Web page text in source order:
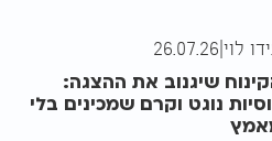
לוי 26.07.26
שיגנוב את ההצגה:
נוגט וקרם שמכינים בלי